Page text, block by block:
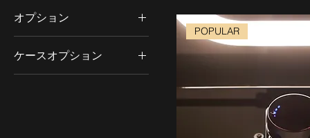
$59 $3,995
オプション
フレームとカスタム生
地
ケースオプション
コンプリートセット
POPULAR